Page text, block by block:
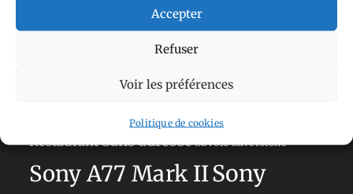
Accepter
Refuser
Voir les préférences
Politique de cookies
Hébergement
La Défense Normandie
Olympus OM-D E-M5
RestaurantSans adresseSavoie Silverstone
Sony A77 Mark IISony